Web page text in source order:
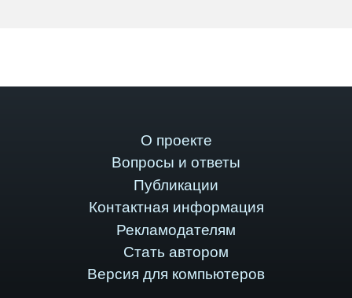
О проекте
Вопросы и ответы
Публикации
Контактная информация
Рекламодателям
Стать автором
Версия для компьютеров